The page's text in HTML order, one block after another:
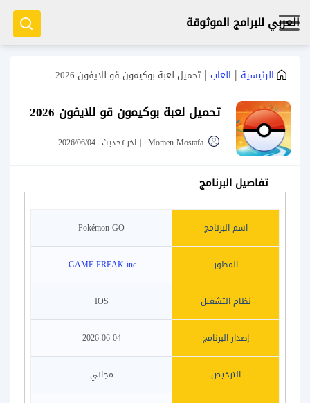
العربي للبرامج الموثوقة
الرئيسية | العاب | تحميل لعبة بوكيمون قو للايفون 2026
تحميل لعبة بوكيمون قو للايفون 2026
Momen Mostafa
| اخر تحديث 2026/06/04
تفاصيل البرنامج
اسم البرنامج Pokémon GO
المطور GAME FREAK inc.
نظام التشغيل IOS
إصدار البرنامج 2026-06-04
الترخيص مجاني